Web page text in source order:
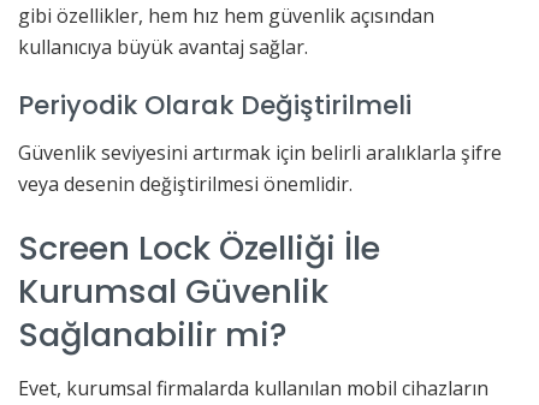
gibi özellikler, hem hız hem güvenlik açısından
kullanıcıya büyük avantaj sağlar.
Periyodik Olarak Değiştirilmeli
Güvenlik seviyesini artırmak için belirli aralıklarla şifre
veya desenin değiştirilmesi önemlidir.
Screen Lock Özelliği İle
Kurumsal Güvenlik
Sağlanabilir mi?
Evet, kurumsal firmalarda kullanılan mobil cihazların